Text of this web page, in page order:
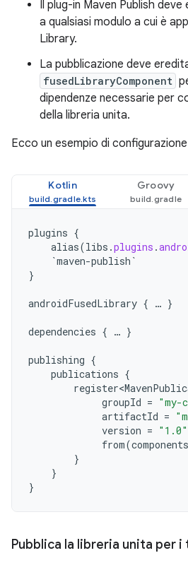
Il plug-in Maven Publish
a qualsiasi modulo a cui è
Library.
La pubblicazione deve
fusedLibraryComponent
dipendenze necessarie per
della libreria unita.
Ecco un esempio di
Kotlin Groovy
plugins {
alias(libs .plugins .
`maven-publish`
}
androidFusedLibrary { … }
dependencies { … }
publishing {
publications {
groupId = "my-
artifactId =
version = "1.0"
from(components
}
}
}
Pubblica la libreria unita per i